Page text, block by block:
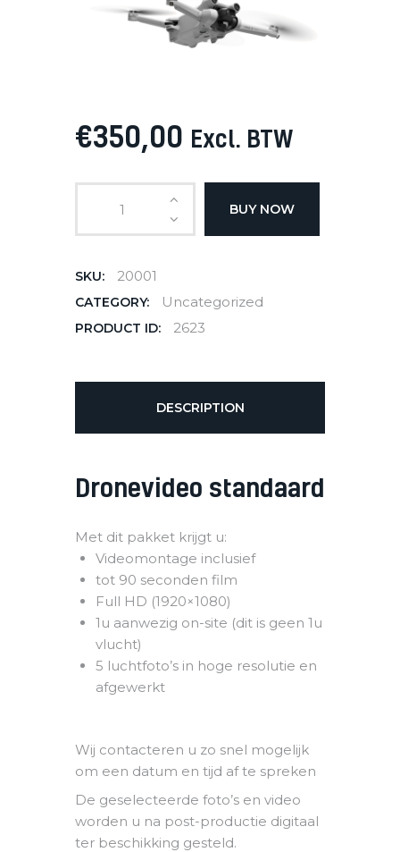
€350,00 Excl. BTW
BUY NOW
SKU: 20001
CATEGORY: Uncategorized
PRODUCT ID: 2623
DESCRIPTION
Dronevideo standaard
Met dit pakket krijgt u:
Videomontage inclusief
tot 90 seconden film
Full HD (1920×1080)
1u aanwezig on-site (dit is geen 1u
vlucht)
5 luchtfoto’s in hoge resolutie en
afgewerkt
Wij contacteren u zo snel mogelijk
om een datum en tijd af te spreken
De geselecteerde foto’s en video
worden u na post-productie digitaal
ter beschikking gesteld.